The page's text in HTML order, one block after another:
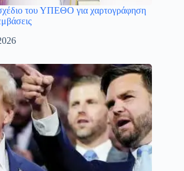
του ΥΠΕΘΟ για χαρτογράφηση